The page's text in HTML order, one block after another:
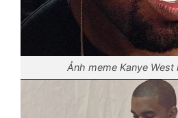
Ảnh meme Kanye West